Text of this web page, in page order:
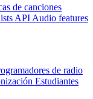
de canciones
API Audio features
de radio
Estudiantes